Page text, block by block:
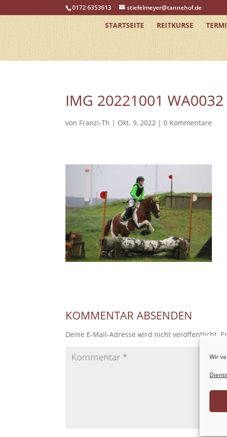
Wir
0172 6353613 stiefelmeyer@tannehof.de
STARTSEITE REITKURSE
IMG 20221001 WA0032
von Franzi-Th | Okt. 9, 2022 |0 Kommentare
KOMMENTAR ABSENDEN
Deine E-Mail-Adresse wird nicht veröffentlicht.